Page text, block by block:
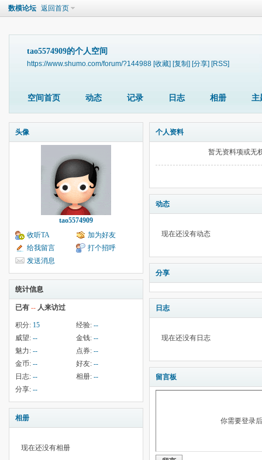
数模论坛 返回首页
tao5574909的个人空间
https://www.shumo.com/forum/?144988 [收藏] [复制] [分享] [RSS]
空间首页 动态 记录 日志 相册 主
头像
tao5574909
收听TA
加为好友
给我留言
打个招呼
发送消息
统计信息
已有 -- 人来访过
积分: 15 经验: --
威望: -- 金钱: --
魅力: -- 点券: --
金币: -- 好友: --
日志: -- 相册: --
分享: --
相册
现在还没有相册
个人资料
暂无资料项或无
动态
现在还没有动态
分享
日志
现在还没有日志
留言板
你需要登录